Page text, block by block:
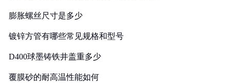
膨胀螺丝尺寸是多少
镀锌方管有哪些常见规格和型号
D400球墨铸铁井盖重多少
覆膜砂的耐高温性能如何